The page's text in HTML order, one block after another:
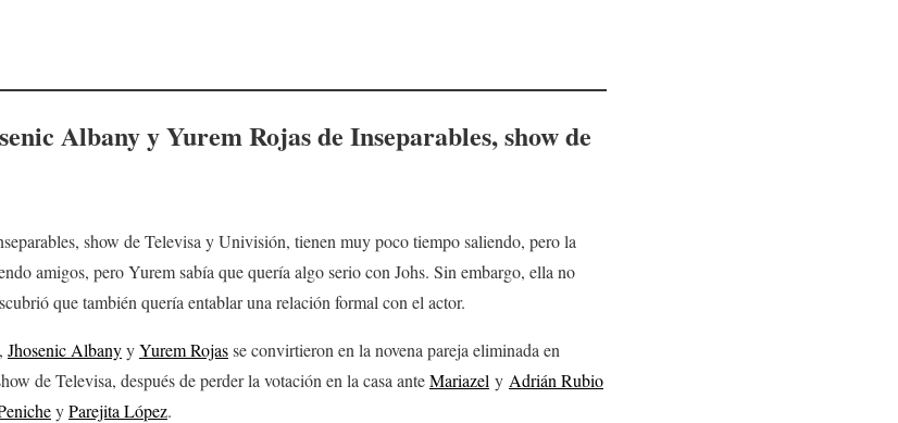
Albany yYurem Rojasde Inseparables, show de
show de Televisa y Univisión, tienen muy poco tiempo saliendo, pero la
amigos, pero Yurem sabía que quería algo serio con Johs. Sin embargo, ella no
que también quería entablar una relación formal con el actor.
, Jhosenic AlbanyyYurem Rojasse convirtieron en la novena pareja eliminada en
de Televisa, después de perder la votación en la casa anteMariazel y Adrián Rubio
yParejita López.